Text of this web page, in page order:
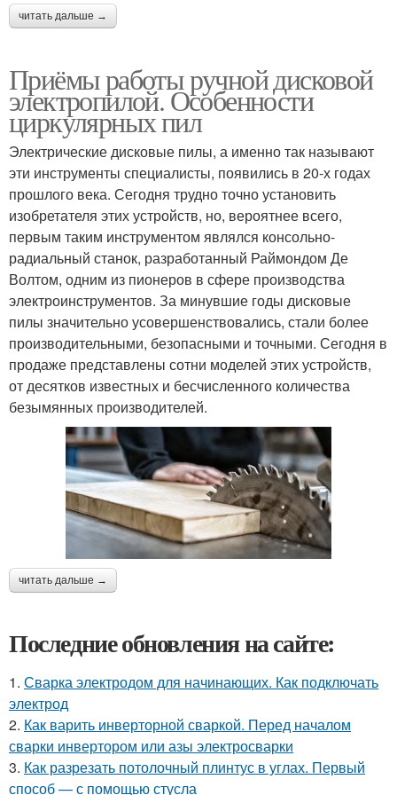
читать дальше →
Приёмы работы ручной дисковой
электропилой. Особенности
циркулярных пил
Электрические дисковые пилы, а именно так называют
эти инструменты специалисты, появились в 20-х годах
прошлого века. Сегодня трудно точно установить
изобретателя этих устройств, но, вероятнее всего,
первым таким инструментом являлся консольно-
радиальный станок, разработанный Раймондом Де
Волтом, одним из пионеров в сфере производства
электроинструментов. За минувшие годы дисковые
пилы значительно усовершенствовались, стали более
производительными, безопасными и точными. Сегодня в
продаже представлены сотни моделей этих устройств,
от десятков известных и бесчисленного количества
безымянных производителей.
читать дальше →
Последние обновления на сайте:
1. Сварка электродом для начинающих. Как подключать
электрод
2. Как варить инверторной сваркой. Перед началом
сварки инвертором или азы электросварки
3. Как разрезать потолочный плинтус в углах. Первый
способ — с помощью стусла